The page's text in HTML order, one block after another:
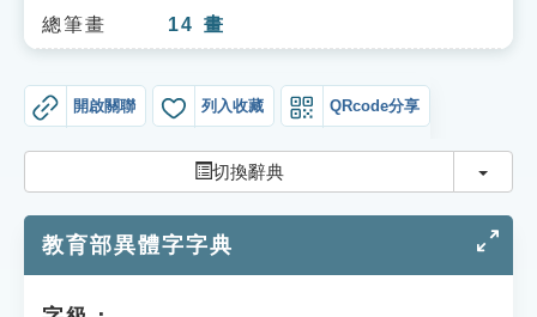
單字索引
貓頭鷹博士
總筆畫 14 畫
開啟關聯 列入收藏 QRcode分享
切換辭典 切換
教育部異體字字典